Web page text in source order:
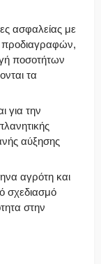
ασφαλείας με
προδιαγραφών,
ποσοτήτων
τα
για την
αύξησης
αγρότη και
σχεδιασμό
στην